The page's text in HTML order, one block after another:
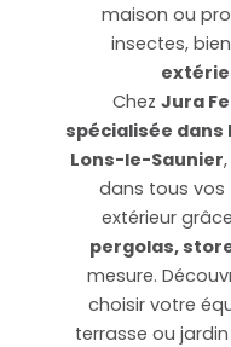
maison ou
insectes,
Chez Jura
spécialisée
Lons-le-Saunier
dans tous vos
extérieur
pergolas,
mesure.
choisir votre
terrasse ou